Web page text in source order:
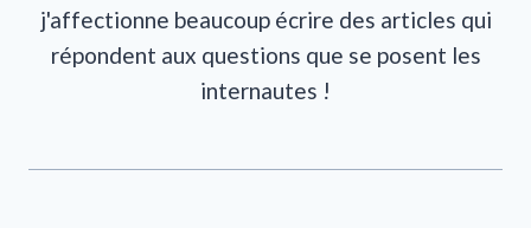
j'affectionne beaucoup écrire des articles qui
répondent aux questions que se posent les
internautes !